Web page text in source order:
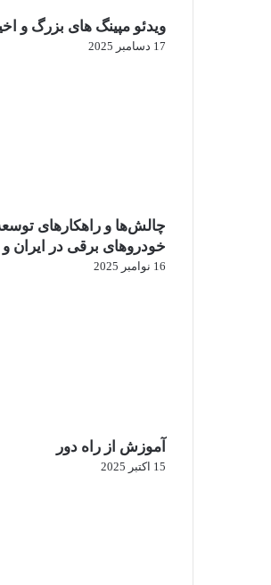
ویدئو مپینگ های بزرگ و
17 دسامبر 2025
چالش‌ها و راهکارهای
خودروهای برقی در ایران
16 نوامبر 2025
آموزش از راه دور
15 اکتبر 2025